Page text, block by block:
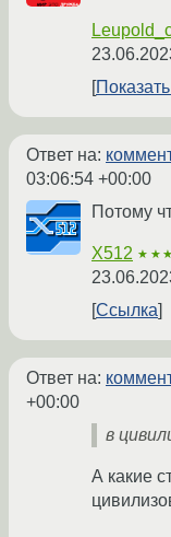
Ответ на:
03:06:54 +00:00
Потому
X512
Ссылка
Ответ на:
+00:00
в
А какие